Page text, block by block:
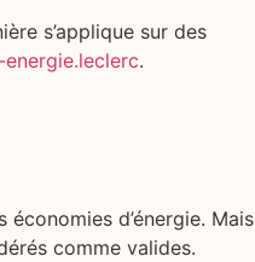
s’applique sur des
.
d’énergie. Mais
comme valides.